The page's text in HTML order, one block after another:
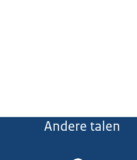
Andere talen